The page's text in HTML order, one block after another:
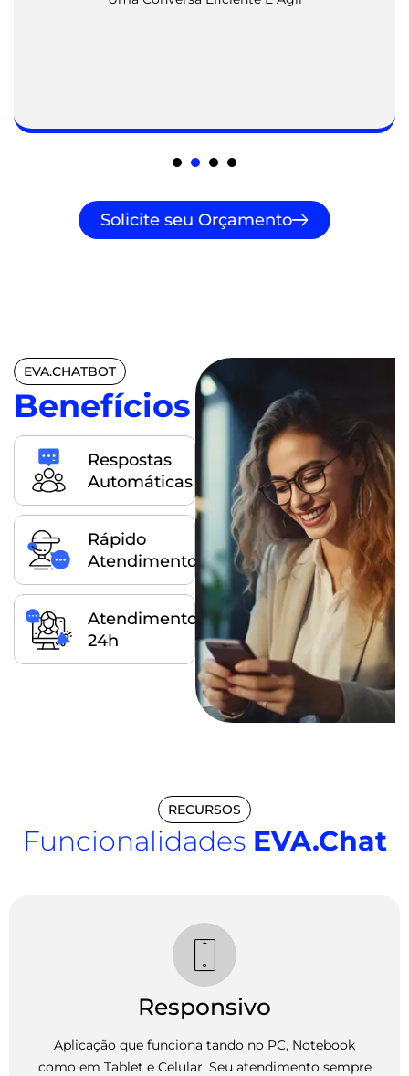
Solicite seu Orçamento
EVA.CHATBOT
Benefícios
Respostas
Automáticas
Rápido
Atendimento
Atendimento
24h
RECURSOS
Funcionalidades EVA.Chat
Responsivo
Aplicação que funciona tando no PC, Notebook
como em Tablet e Celular. Seu atendimento sempre